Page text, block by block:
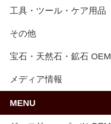
工具・ツール・ケア用品
その他
宝石・天然石・鉱石 OEM
メディア情報
MENU